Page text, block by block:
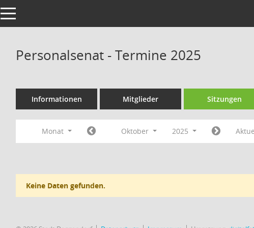
Toggle navigation
Personalsenat - Termine 2025
Informationen Mitglieder Sitzungen
Monat Oktober 2025
Keine Daten gefunden.